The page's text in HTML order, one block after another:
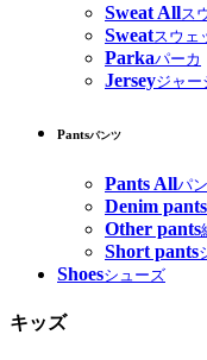
Sweat Allス
Sweatスウェ
Parkaパーカ
Jerseyジャー
Pantsパンツ
Pants Allパ
Denim pants
Other pants
Short pants
Shoesシューズ
キッズ